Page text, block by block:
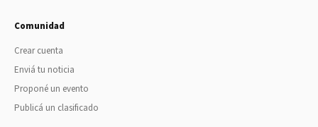
Comunidad
Crear cuenta
Enviá tu noticia
Proponé un evento
Publicá un clasificado